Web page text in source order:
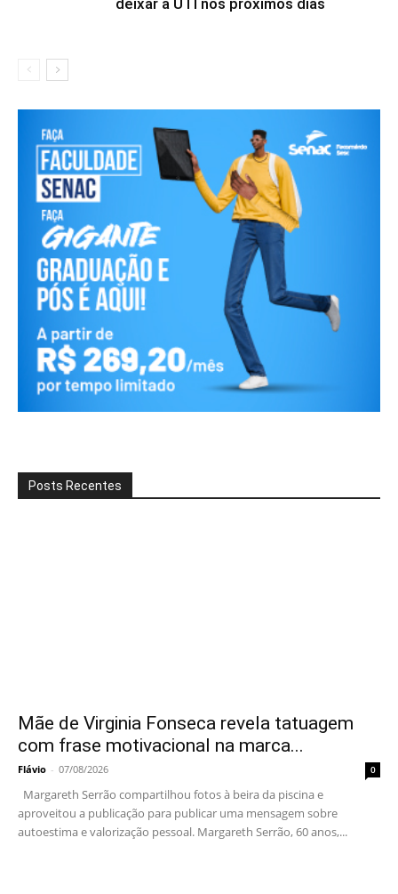
deixar a UTI nos próximos dias
Posts Recentes
Mãe de Virginia Fonseca revela tatuagem
com frase motivacional na marca...
Flávio - 07/08/2026 0
Margareth Serrão compartilhou fotos à beira da piscina e
aproveitou a publicação para publicar uma mensagem sobre
autoestima e valorização pessoal. Margareth Serrão, 60 anos,...